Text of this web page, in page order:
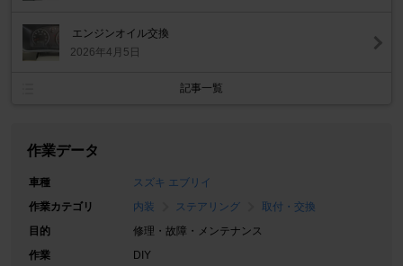
エンジンオイル交換
2026年4月5日
記事一覧
作業データ
車種
スズキ エブリイ
作業カテゴリ
内装 ステアリング
取付・交換
目的
修理・故障・メンテナンス
作業
DIY